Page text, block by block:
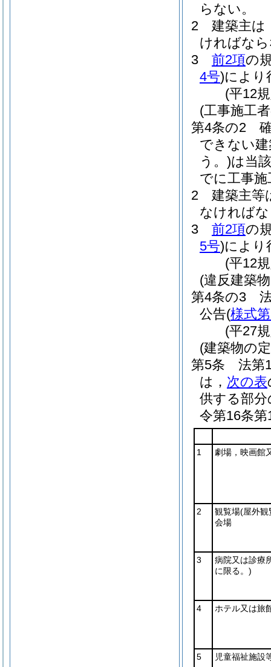
らない。
2
建築主は
ければな
3
前2項の
4号)により
(平12
(工事施工
第4条の2
できない
う。)は当
でに工事
2
建築主等
なければ
3
前2項の
5号)により
(平12
(違反建築
第4条の3
公告(様式
(平27
(建築物の
第5条
法第
は， 次の表
供する部
令第16条
1 劇場，映画館
2 観覧場(屋外観
会場
3
病院又は診療
に限る。)
4 ホテル又は旅
5 児童福祉施設